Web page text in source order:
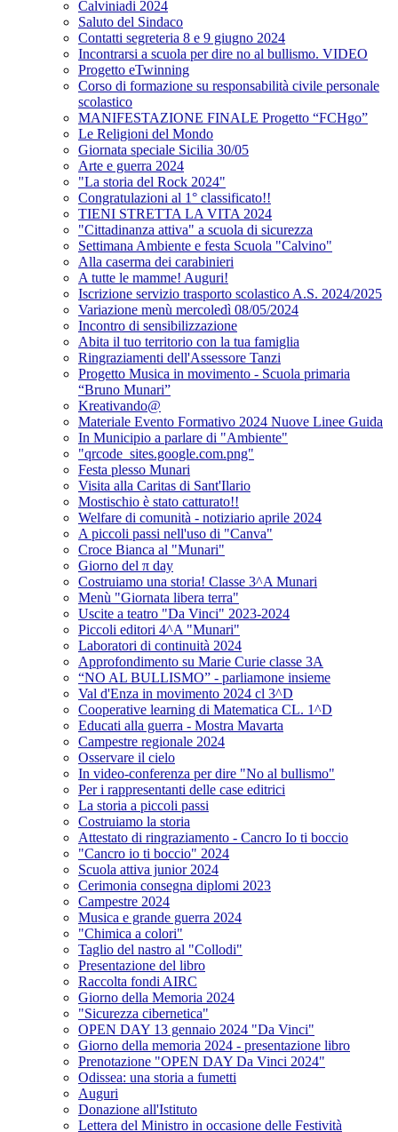
Calviniadi 2024
Saluto del Sindaco
Contatti segreteria 8 e 9 giugno 2024
Incontrarsi a scuola per dire no al bullismo. VIDEO
Progetto eTwinning
Corso di formazione su responsabilità civile personale
scolastico
MANIFESTAZIONE FINALE Progetto “FCHgo”
Le Religioni del Mondo
Giornata speciale Sicilia 30/05
Arte e guerra 2024
"La storia del Rock 2024"
Congratulazioni al 1° classificato!!
TIENI STRETTA LA VITA 2024
"Cittadinanza attiva" a scuola di sicurezza
Settimana Ambiente e festa Scuola "Calvino"
Alla caserma dei carabinieri
A tutte le mamme! Auguri!
Iscrizione servizio trasporto scolastico A.S. 2024/2025
Variazione menù mercoledì 08/05/2024
Incontro di sensibilizzazione
Abita il tuo territorio con la tua famiglia
Ringraziamenti dell'Assessore Tanzi
Progetto Musica in movimento - Scuola primaria
“Bruno Munari”
Kreativando@
Materiale Evento Formativo 2024 Nuove Linee Guida
In Municipio a parlare di "Ambiente"
"qrcode_sites.google.com.png"
Festa plesso Munari
Visita alla Caritas di Sant'Ilario
Mostischio è stato catturato!!
Welfare di comunità - notiziario aprile 2024
A piccoli passi nell'uso di "Canva"
Croce Bianca al "Munari"
Giorno del π day
Costruiamo una storia! Classe 3^A Munari
Menù "Giornata libera terra"
Uscite a teatro "Da Vinci" 2023-2024
Piccoli editori 4^A "Munari"
Laboratori di continuità 2024
Approfondimento su Marie Curie classe 3A
“NO AL BULLISMO” - parliamone insieme
Val d'Enza in movimento 2024 cl 3^D
Cooperative learning di Matematica CL. 1^D
Educati alla guerra - Mostra Mavarta
Campestre regionale 2024
Osservare il cielo
In video-conferenza per dire "No al bullismo"
Per i rappresentanti delle case editrici
La storia a piccoli passi
Costruiamo la storia
Attestato di ringraziamento - Cancro Io ti boccio
"Cancro io ti boccio" 2024
Scuola attiva junior 2024
Cerimonia consegna diplomi 2023
Campestre 2024
Musica e grande guerra 2024
"Chimica a colori"
Taglio del nastro al "Collodi"
Presentazione del libro
Raccolta fondi AIRC
Giorno della Memoria 2024
"Sicurezza cibernetica"
OPEN DAY 13 gennaio 2024 "Da Vinci"
Giorno della memoria 2024 - presentazione libro
Prenotazione "OPEN DAY Da Vinci 2024"
Odissea: una storia a fumetti
Auguri
Donazione all'Istituto
Lettera del Ministro in occasione delle Festività